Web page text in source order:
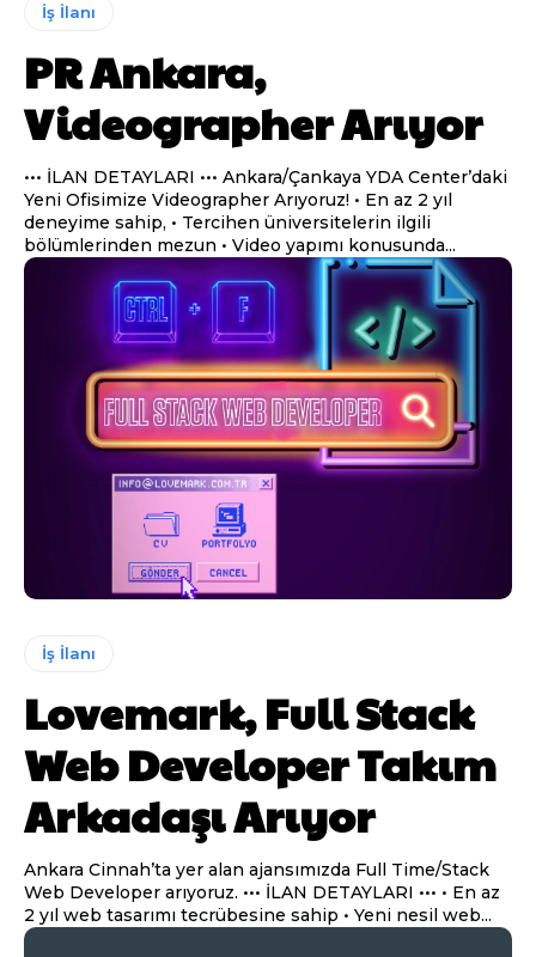
İş İlanı
PR Ankara,
Videographer Arıyor
••• İLAN DETAYLARI ••• Ankara/Çankaya YDA Center’daki
Yeni Ofisimize Videographer Arıyoruz! • En az 2 yıl
deneyime sahip, • Tercihen üniversitelerin ilgili
bölümlerinden mezun • Video yapımı konusunda...
İş İlanı
Lovemark, Full Stack
Web Developer Takım
Arkadaşı Arıyor
Ankara Cinnah’ta yer alan ajansımızda Full Time/Stack
Web Developer arıyoruz. ••• İLAN DETAYLARI ••• • En az
2 yıl web tasarımı tecrübesine sahip • Yeni nesil web...